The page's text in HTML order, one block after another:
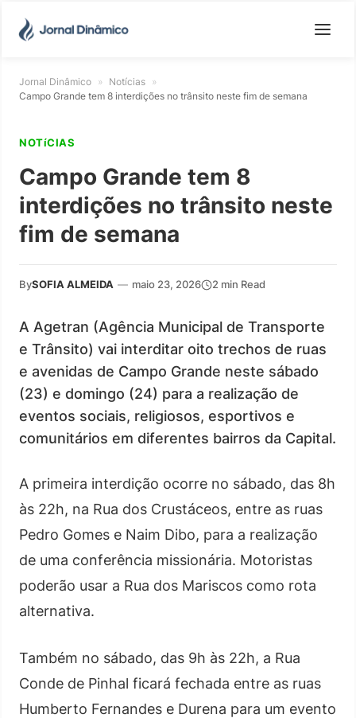
Jornal Dinâmico » Notícias »
Campo Grande tem 8 interdições no trânsito neste fim de semana
NOTíCIAS
Campo Grande tem 8
interdições no trânsito neste
fim de semana
BySOFIA ALMEIDA — maio 23, 2026 2 min Read
A Agetran (Agência Municipal de Transporte
e Trânsito) vai interditar oito trechos de ruas
e avenidas de Campo Grande neste sábado
(23) e domingo (24) para a realização de
eventos sociais, religiosos, esportivos e
comunitários em diferentes bairros da Capital.
A primeira interdição ocorre no sábado, das 8h
às 22h, na Rua dos Crustáceos, entre as ruas
Pedro Gomes e Naim Dibo, para a realização
de uma conferência missionária. Motoristas
poderão usar a Rua dos Mariscos como rota
alternativa.
Também no sábado, das 9h às 22h, a Rua
Conde de Pinhal ficará fechada entre as ruas
Humberto Fernandes e Durena para um evento